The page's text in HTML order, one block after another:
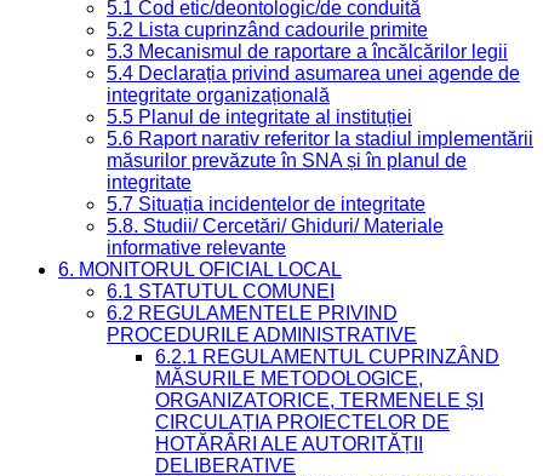
5.1 Cod etic/deontologic/de conduită
5.2 Lista cuprinzând cadourile primite
5.3 Mecanismul de raportare a încălcărilor legii
5.4 Declarația privind asumarea unei agende de
integritate organizațională
5.5 Planul de integritate al instituției
5.6 Raport narativ referitor la stadiul implementării
măsurilor prevăzute în SNA și în planul de
integritate
5.7 Situația incidentelor de integritate
5.8. Studii/ Cercetări/ Ghiduri/ Materiale
informative relevante
6. MONITORUL OFICIAL LOCAL
6.1 STATUTUL COMUNEI
6.2 REGULAMENTELE PRIVIND
PROCEDURILE ADMINISTRATIVE
6.2.1 REGULAMENTUL CUPRINZÂND
MĂSURILE METODOLOGICE,
ORGANIZATORICE, TERMENELE ȘI
CIRCULAȚIA PROIECTELOR DE
HOTĂRÂRI ALE AUTORITĂȚII
DELIBERATIVE